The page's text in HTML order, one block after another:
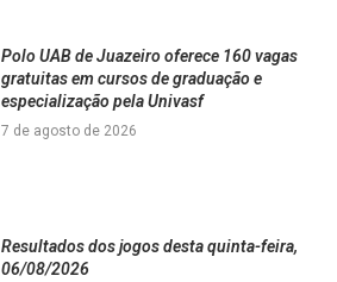
Polo UAB de Juazeiro oferece 160 vagas
gratuitas em cursos de graduação e
especialização pela Univasf
7 de agosto de 2026
Resultados dos jogos desta quinta-feira,
06/08/2026